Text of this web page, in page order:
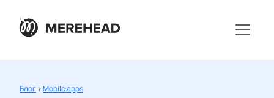
Блог >Mobile apps